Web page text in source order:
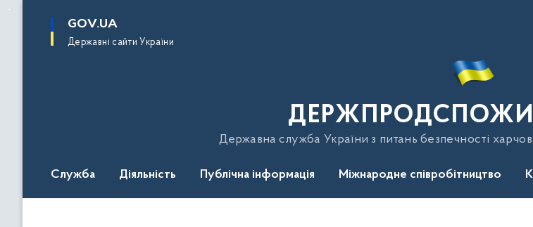
основного
GOV.UA
Державні сайти України
Державна служба України з питань безпечності
Служба Діяльність Публічна інформація Міжнародне співробітництво